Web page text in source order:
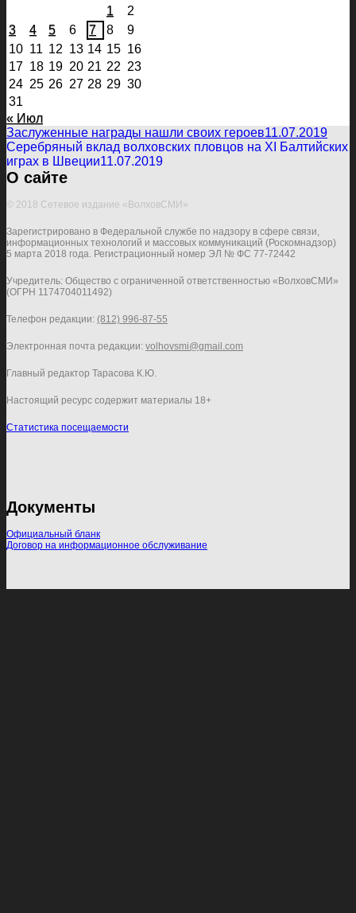
1
2
3
4 5 6 7 8
9
10 11 12 13 14 15 16
17 18 19 20 21 22 23
24 25 26 27 28 29 30
31
« Июл
Заслуженные награды нашли своих героев11.07.2019
Серебряный вклад волховских пловцов на ХI Балтийских
играх в Швеции11.07.2019
О сайте
© 2018 Сетевое издание «ВолховСМИ»
Зарегистрировано в Федеральной службе по надзору в сфере связи,
информационных технологий и массовых коммуникаций (Роскомнадзор)
5 марта 2018 года. Регистрационный номер ЭЛ № ФС 77-72442
Учредитель: Общество с ограниченной ответственностью «ВолховСМИ»
(ОГРН 1174704011492)
Телефон редакции: (812) 996-87-55
Электронная почта редакции: volhovsmi@gmail.com
Главный редактор Тарасова К.Ю.
Настоящий ресурс содержит материалы 18+
Статистика посещаемости
Документы
Официальный бланк
Договор на информационное обслуживание